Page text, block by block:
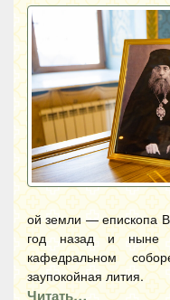
ой земли — епископа
год назад и ныне
кафедральном
заупокойная лития.
Читать…